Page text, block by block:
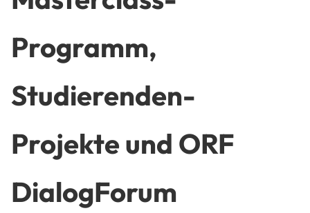
Programm,
Studierenden-
Projekte und ORF
DialogForum